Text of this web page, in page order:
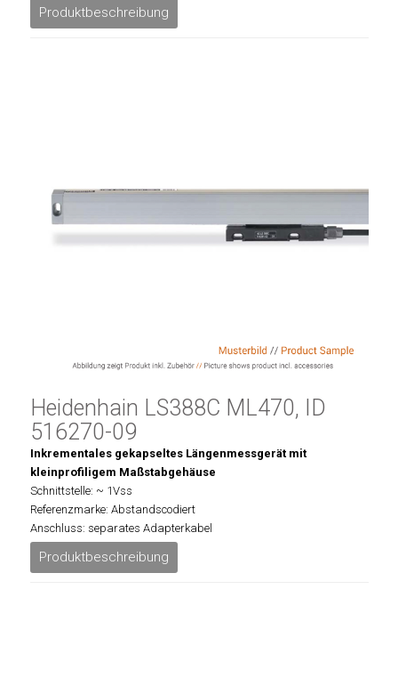
Produktbeschreibung
Heidenhain LS388C ML470, ID
516270-09
Inkrementales gekapseltes Längenmessgerät mit
kleinprofiligem Maßstabgehäuse
Schnittstelle: ~ 1Vss
Referenzmarke: Abstandscodiert
Anschluss: separates Adapterkabel
Produktbeschreibung